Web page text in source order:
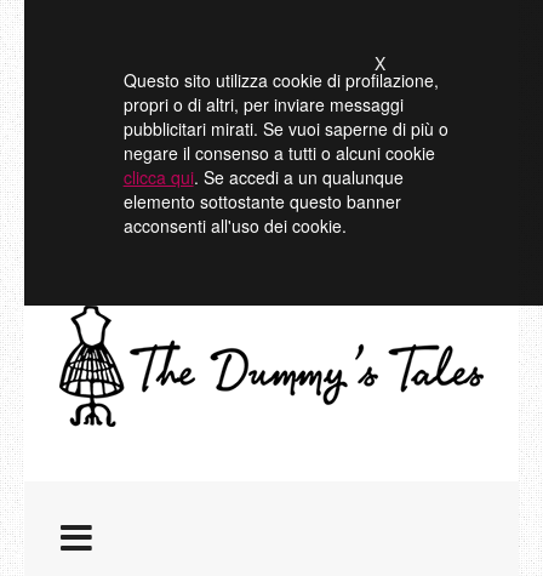
Questo sito utilizza cookie di profilazione,
propri o di altri, per inviare messaggi
pubblicitari mirati. Se vuoi saperne di più o
negare il consenso a tutti o alcuni cookie
clicca qui. Se accedi a un qualunque
elemento sottostante questo banner
acconsenti all'uso dei cookie.
X